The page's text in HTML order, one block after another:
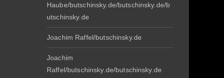
Haube/butschinsky.de/butschinsky.de/b
utschinsky.de
Joachim Raffel/butschinsky.de
Joachim
Raffel/butschinsky.de/butschinsky.de